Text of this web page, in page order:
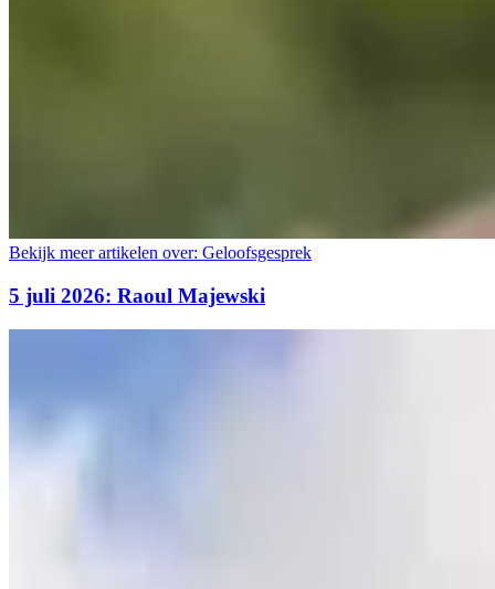
Bekijk meer artikelen over: Geloofsgesprek
5 juli 2026: Raoul Majewski